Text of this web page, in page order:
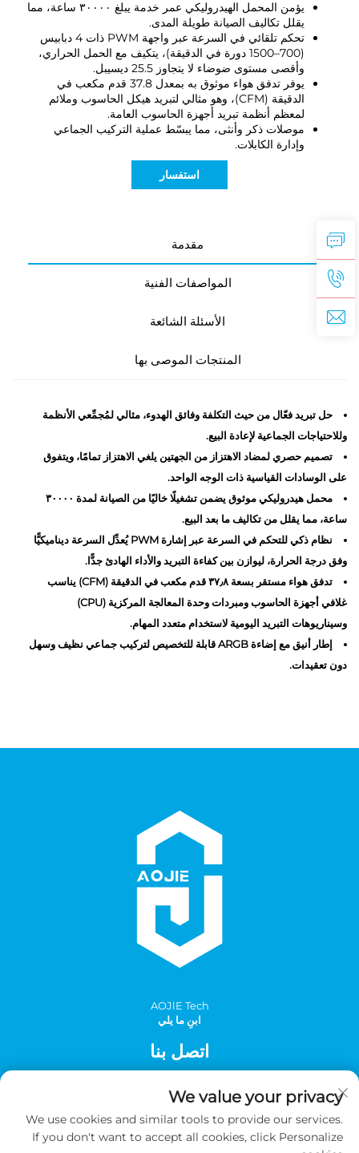
يؤمن المحمل الهيدروليكي عمر خدمة يبلغ ٣٠٠٠٠ ساعة، مما
يقلل تكاليف الصيانة طويلة المدى.
تحكم تلقائي في السرعة عبر واجهة PWM ذات 4 دبابيس
(700–1500 دورة في الدقيقة)، يتكيف مع الحمل الحراري،
وأقصى مستوى ضوضاء لا يتجاوز 25.5 ديسيبل.
يوفر تدفق هواء موثوق به بمعدل 37.8 قدم مكعب في
الدقيقة (CFM)، وهو مثالي لتبريد هيكل الحاسوب وملائم
لمعظم أنظمة تبريد أجهزة الحاسوب العامة.
موصلات ذكر وأنثى، مما يبسّط عملية التركيب الجماعي
وإدارة الكابلات.
استفسار
مقدمة
المواصفات الفنية
الأسئلة الشائعة
المنتجات الموصى بها
حل تبريد فعّال من حيث التكلفة وفائق الهدوء، مثالي لمُجمِّعي الأنظمة
وللاحتياجات الجماعية لإعادة البيع.
تصميم حصري لمضاد الاهتزاز من الجهتين يلغي الاهتزاز تمامًا، ويتفوق
على الوسادات القياسية ذات الوجه الواحد.
محمل هيدروليكي موثوق يضمن تشغيلًا خاليًا من الصيانة لمدة ٣٠٠٠٠
ساعة، مما يقلل من تكاليف ما بعد البيع.
نظام ذكي للتحكم في السرعة عبر إشارة PWM يُعدِّل السرعة ديناميكيًّا
وفق درجة الحرارة، ليوازن بين كفاءة التبريد والأداء الهادئ جدًّا.
تدفق هواء مستقر بسعة ٣٧٫٨ قدم مكعب في الدقيقة (CFM) يناسب
غلافي أجهزة الحاسوب ومبردات وحدة المعالجة المركزية (CPU)
وسيناريوهات التبريد اليومية لاستخدام متعدد المهام.
إطار أنيق مع إضاءة ARGB قابلة للتخصيص لتركيب جماعي نظيف وسهل
دون تعقيدات.
AOJlE Tech
ابنِ ما يلي
اتصل بنا
مينغتشو الصناعية، مقاطعة تونغهوا، قوانغتشو، الصين
الهاتف:+86-2036031688 داخلي 8048
بريد إلكتروني:
We value your privacy
We use cookies and similar tools to provide our services.
If you don't want to accept all cookies, click Personalize